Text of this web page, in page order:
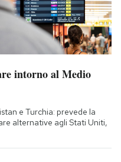
intorno al Medio
e Turchia: prevede la
alternative agli Stati Uniti,